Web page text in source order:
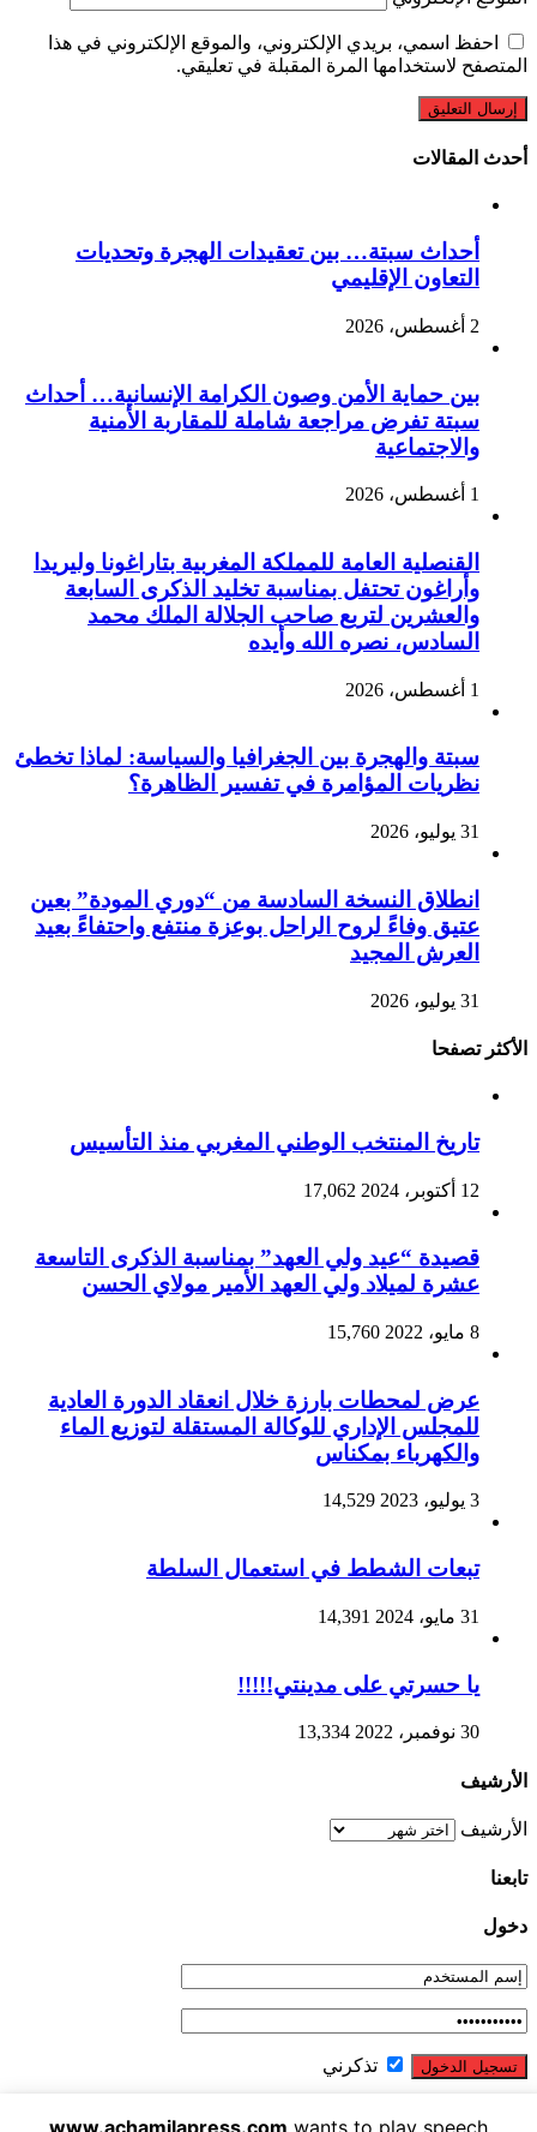
احفظ اسمي، بريدي الإلكتروني، والموقع الإلكتروني في هذا
المتصفح لاستخدامها المرة المقبلة في تعليقي.
أحدث المقالات
أحداث سبتة… بين تعقيدات الهجرة وتحديات
التعاون الإقليمي
2 أغسطس، 2026
بين حماية الأمن وصون الكرامة الإنسانية… أحداث
سبتة تفرض مراجعة شاملة للمقاربة الأمنية
والاجتماعية
1 أغسطس، 2026
القنصلية العامة للمملكة المغربية بتاراغونا وليريدا
وأراغون تحتفل بمناسبة تخليد الذكرى السابعة
والعشرين لتربع صاحب الجلالة الملك محمد
السادس، نصره الله وأيده
1 أغسطس، 2026
سبتة والهجرة بين الجغرافيا والسياسة: لماذا تخطئ
نظريات المؤامرة في تفسير الظاهرة؟
31 يوليو، 2026
انطلاق النسخة السادسة من “دوري المودة” بعين
عتيق وفاءً لروح الراحل بوعزة منتفع واحتفاءً بعيد
العرش المجيد
31 يوليو، 2026
الأكثر تصفحا
تاريخ المنتخب الوطني المغربي منذ التأسيس
12 أكتوبر، 2024 17,062
قصيدة “عيد ولي العهد” بمناسبة الذكرى التاسعة
عشرة لميلاد ولي العهد الأمير مولاي الحسن
8 مايو، 2022 15,760
عرض لمحطات بارزة خلال انعقاد الدورة العادية
للمجلس الإداري للوكالة المستقلة لتوزيع الماء
والكهرباء بمكناس
3 يوليو، 2023 14,529
تبعات الشطط في استعمال السلطة
31 مايو، 2024 14,391
يا حسرتي على مدينتي!!!!!
30 نوفمبر، 2022 13,334
الأرشيف
الأرشيف
تابعنا
دخول
تذكرني